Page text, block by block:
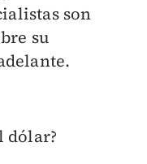
son
su
dólar?